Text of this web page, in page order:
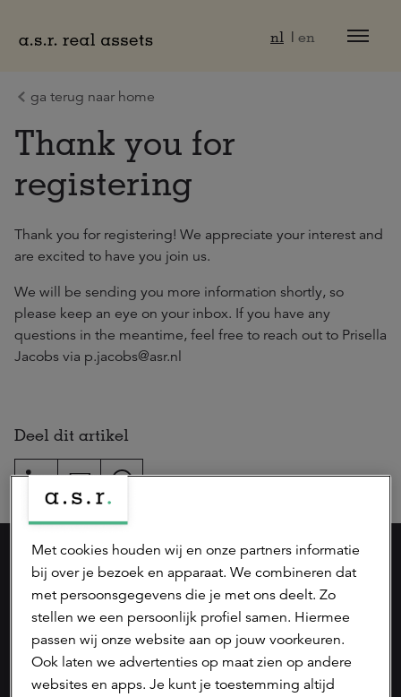
nl en
ga terug naar home
Thank you for
registering
Thank you for registering! We appreciate your interest and
are excited to have you join us.
We will be sending you more information shortly, so
please keep an eye on your inbox. If you have any
questions in the meantime, feel free to reach out to Prisella
Jacobs via p.jacobs@asr.nl
Deel dit artikel
Onderdeel van
Met cookies houden wij en onze partners informatie
bij over je bezoek en apparaat. We combineren dat
met persoonsgegevens die je met ons deelt. Zo
stellen we een persoonlijk profiel samen. Hiermee
passen wij onze website aan op jouw voorkeuren.
Ook laten we advertenties op maat zien op andere
websites en apps. Je kunt je toestemming altijd